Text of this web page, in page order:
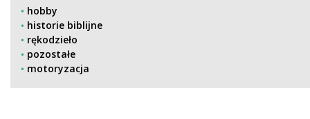
hobby
historie biblijne
rękodzieło
pozostałe
motoryzacja